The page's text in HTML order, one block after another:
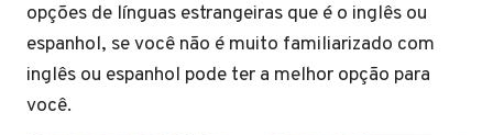
opções de línguas estrangeiras que é o inglês ou
espanhol, se você não é muito familiarizado com
inglês ou espanhol pode ter a melhor opção para
você.